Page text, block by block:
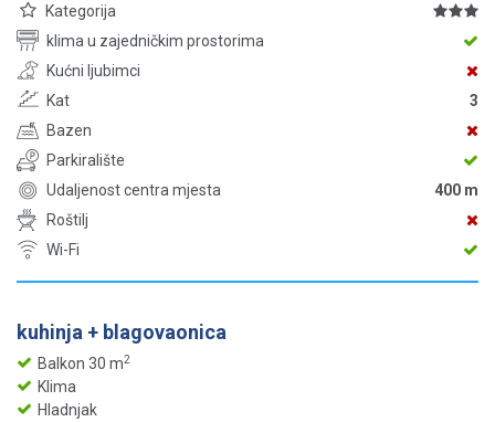
Kategorija
klima u zajedničkim prostorima
Kućni ljubimci
Kat
3
Bazen
Parkiralište
Udaljenost centra mjesta
400 m
Roštilj
Wi-Fi
kuhinja + blagovaonica
Balkon 30 m2
Klima
Hladnjak